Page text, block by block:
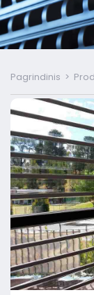
Pagrindinis >